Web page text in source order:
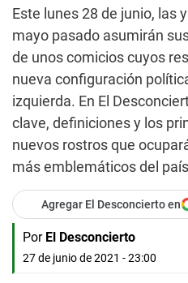
Este lunes 28 de junio, las
mayo pasado asumirán
de unos comicios cuyos
nueva configuración
izquierda. En El
clave, definiciones y los
nuevos rostros que
más emblemáticos del
Agregar El Desconcierto en
Por El Desconcierto
27 de junio de 2021 - 23:00